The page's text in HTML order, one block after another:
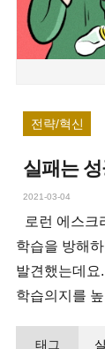
전략/혁신
실패는
2021-03-04
로런 에스크
학습을 방해
발견했는데요
학습의지를
태그